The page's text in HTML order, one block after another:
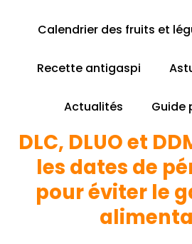
Calendrier des fruits et
Recette antigaspi
Actualités Guide
DLC, DLUO et
les dates de
pour éviter le